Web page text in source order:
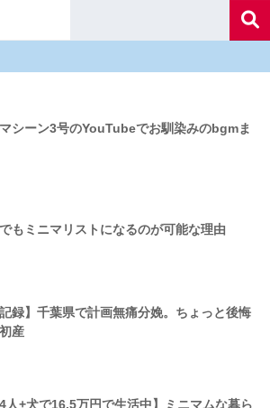
シーン3号のYouTubeでお馴染みのbgmま
もミニマリストになるのが可能な理由
記録】千葉県で計画無痛分娩。ちょっと後悔
産
4人+犬で16.5万円で生活中】ミニマムな暮ら